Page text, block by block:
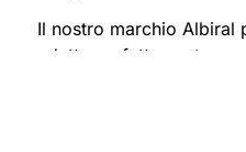
Il nostro marchio Albiral
adatta perfettamente a